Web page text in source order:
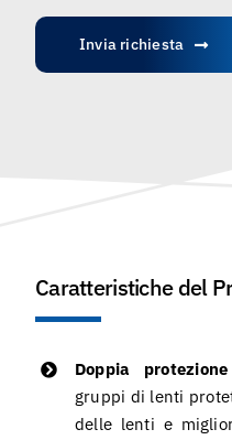
Invia richiesta
Caratteristiche del
Doppia
gruppi di lenti
delle lenti e